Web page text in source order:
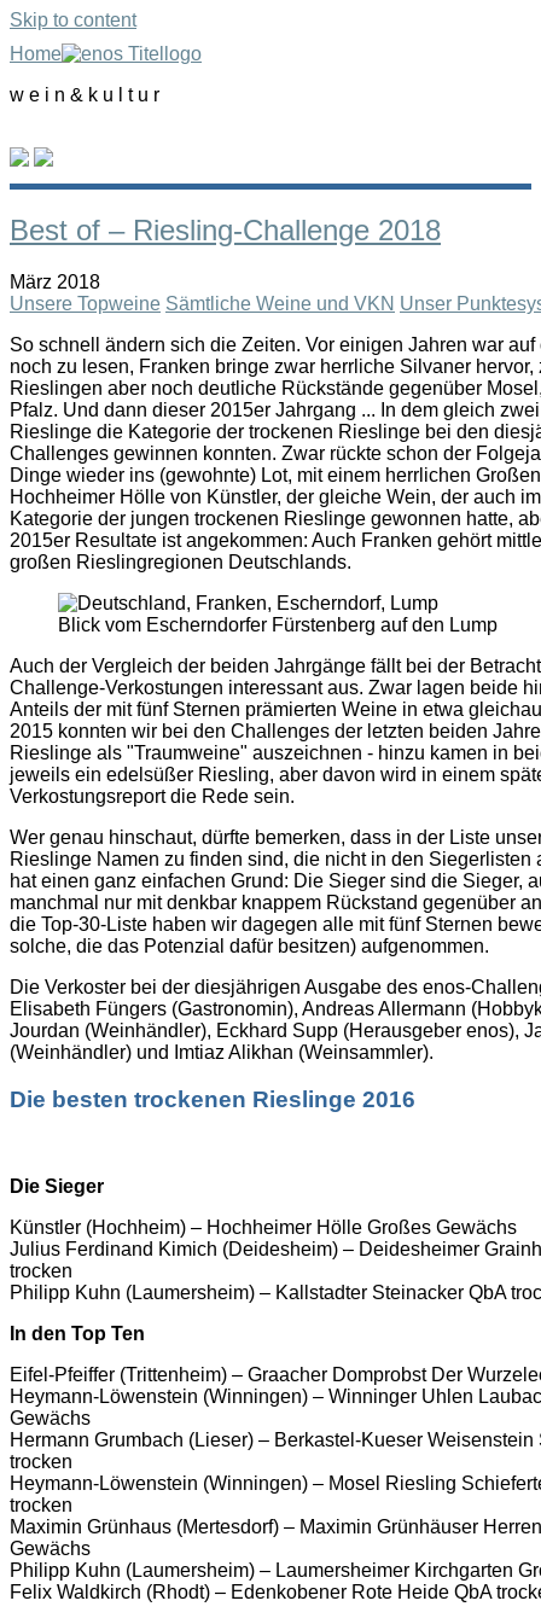
Skip to content
Home
w e i n & k u l t u r
Best of – Riesling-Challenge 2018
März 2018
Unsere Topweine Sämtliche Weine und VKN Unser
So schnell ändern sich die Zeiten. Vor einigen Jahren war
noch zu lesen, Franken bringe zwar herrliche Silvaner hervor,
Rieslingen aber noch deutliche Rückstände gegenüber
Pfalz. Und dann dieser 2015er Jahrgang ... In dem gleich
Rieslinge die Kategorie der trockenen Rieslinge bei den
Challenges gewinnen konnten. Zwar rückte schon der
Dinge wieder ins (gewohnte) Lot, mit einem herrlichen
Hochheimer Hölle von Künstler, der gleiche Wein, der auch
Kategorie der jungen trockenen Rieslinge gewonnen hatte,
2015er Resultate ist angekommen: Auch Franken gehört
großen Rieslingregionen Deutschlands.
Blick vom Escherndorfer Fürstenberg auf den Lump
Auch der Vergleich der beiden Jahrgänge fällt bei der
Challenge-Verkostungen interessant aus. Zwar lagen beide
Anteils der mit fünf Sternen prämierten Weine in etwa
2015 konnten wir bei den Challenges der letzten beiden
Rieslinge als "Traumweine" auszeichnen - hinzu kamen in
jeweils ein edelsüßer Riesling, aber davon wird in einem
Verkostungsreport die Rede sein.
Wer genau hinschaut, dürfte bemerken, dass in der Liste
Rieslinge Namen zu finden sind, die nicht in den Siegerlisten
hat einen ganz einfachen Grund: Die Sieger sind die Sieger,
manchmal nur mit denkbar knappem Rückstand gegenüber
die Top-30-Liste haben wir dagegen alle mit fünf Sternen
solche, die das Potenzial dafür besitzen) aufgenommen.
Die Verkoster bei der diesjährigen Ausgabe des enos-
Elisabeth Füngers (Gastronomin), Andreas Allermann
Jourdan (Weinhändler), Eckhard Supp (Herausgeber enos),
(Weinhändler) und Imtiaz Alikhan (Weinsammler).
Die besten trockenen Rieslinge 2016
Die Sieger
Künstler (Hochheim) – Hochheimer Hölle Großes Gewächs
Julius Ferdinand Kimich (Deidesheim) – Deidesheimer
trocken
Philipp Kuhn (Laumersheim) – Kallstadter Steinacker QbA
In den Top Ten
Eifel-Pfeiffer (Trittenheim) – Graacher Domprobst Der
Heymann-Löwenstein (Winningen) – Winninger Uhlen
Gewächs
Hermann Grumbach (Lieser) – Berkastel-Kueser Weisenstein
trocken
Heymann-Löwenstein (Winningen) – Mosel Riesling
trocken
Maximin Grünhaus (Mertesdorf) – Maximin Grünhäuser
Gewächs
Philipp Kuhn (Laumersheim) – Laumersheimer Kirchgarten
Felix Waldkirch (Rhodt) – Edenkobener Rote Heide QbA